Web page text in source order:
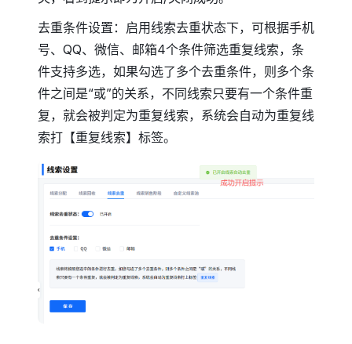
去重条件设置：启用线索去重状态下，可根据手机
号、QQ、微信、邮箱4个条件筛选重复线索，条
件支持多选，如果勾选了多个去重条件，则多个条
件之间是“或”的关系，不同线索只要有一个条件重
复，就会被判定为重复线索，系统会自动为重复线
索打【重复线索】标签。